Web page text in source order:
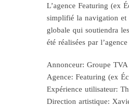
L’agence Featuring (ex
simplifié la navigation et
globale qui soutiendra
été réalisées par
Annonceur: Groupe TVA
Agence: Featuring (ex
Expérience utilisateur:
Direction artistique: